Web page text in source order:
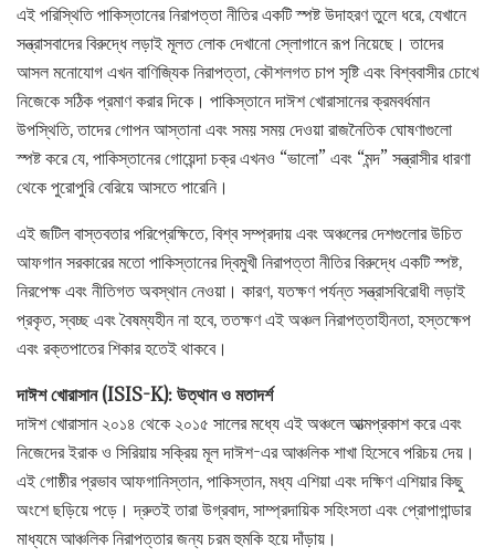
এই পরিস্থিতি পাকিস্তানের নিরাপত্তা নীতির একটি স্পষ্ট উদাহরণ তুলে ধরে, যেখানে
সন্ত্রাসবাদের বিরুদ্ধে লড়াই মূলত লোক দেখানো স্লোগানে রূপ নিয়েছে। তাদের
আসল মনোযোগ এখন বাণিজ্যিক নিরাপত্তা, কৌশলগত চাপ সৃষ্টি এবং বিশ্ববাসীর চোখে
নিজেকে সঠিক প্রমাণ করার দিকে। পাকিস্তানে দাঈশ খোরাসানের ক্রমবর্ধমান
উপস্থিতি, তাদের গোপন আস্তানা এবং সময় সময় দেওয়া রাজনৈতিক ঘোষণাগুলো
স্পষ্ট করে যে, পাকিস্তানের গোয়েন্দা চক্র এখনও “ভালো” এবং “মন্দ” সন্ত্রাসীর ধারণা
থেকে পুরোপুরি বেরিয়ে আসতে পারেনি।
এই জটিল বাস্তবতার পরিপ্রেক্ষিতে, বিশ্ব সম্প্রদায় এবং অঞ্চলের দেশগুলোর উচিত
আফগান সরকারের মতো পাকিস্তানের দ্বিমুখী নিরাপত্তা নীতির বিরুদ্ধে একটি স্পষ্ট,
নিরপেক্ষ এবং নীতিগত অবস্থান নেওয়া। কারণ, যতক্ষণ পর্যন্ত সন্ত্রাসবিরোধী লড়াই
প্রকৃত, স্বচ্ছ এবং বৈষম্যহীন না হবে, ততক্ষণ এই অঞ্চল নিরাপত্তাহীনতা, হস্তক্ষেপ
এবং রক্তপাতের শিকার হতেই থাকবে।
দাঈশ খোরাসান (ISIS-K): উত্থান ও মতাদর্শ
দাঈশ খোরাসান ২০১৪ থেকে ২০১৫ সালের মধ্যে এই অঞ্চলে আত্মপ্রকাশ করে এবং
নিজেদের ইরাক ও সিরিয়ায় সক্রিয় মূল দাঈশ-এর আঞ্চলিক শাখা হিসেবে পরিচয় দেয়।
এই গোষ্ঠীর প্রভাব আফগানিস্তান, পাকিস্তান, মধ্য এশিয়া এবং দক্ষিণ এশিয়ার কিছু
অংশে ছড়িয়ে পড়ে। দ্রুতই তারা উগ্রবাদ, সাম্প্রদায়িক সহিংসতা এবং প্রোপাগান্ডার
মাধ্যমে আঞ্চলিক নিরাপত্তার জন্য চরম হুমকি হয়ে দাঁড়ায়।